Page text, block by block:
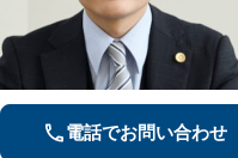
電話でお問い合わせ